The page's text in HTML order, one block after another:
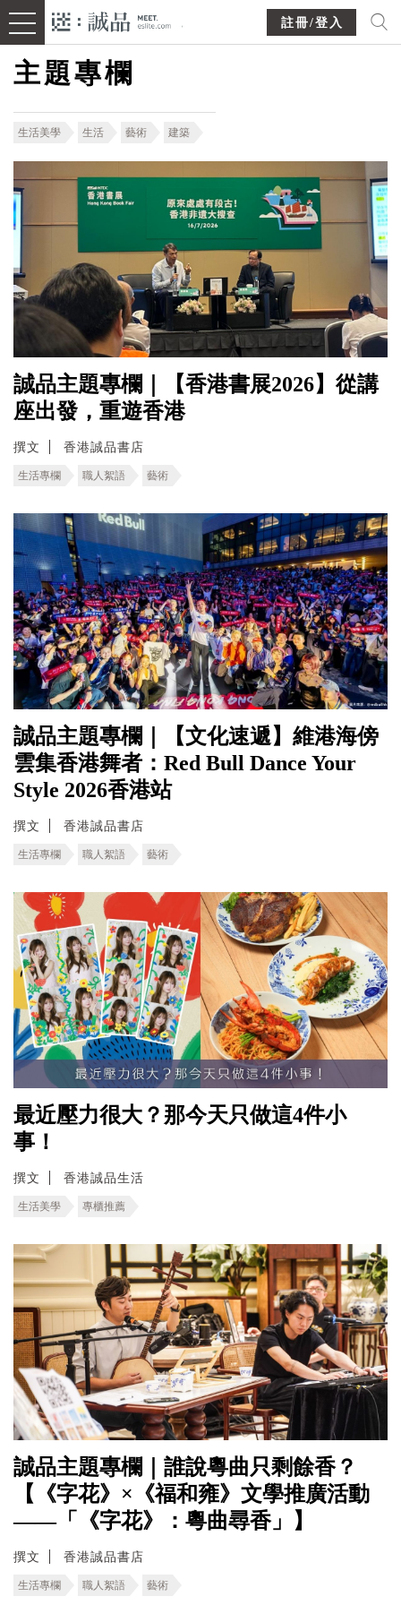
註冊/登入
主題專欄
生活美學 生活 藝術 建築
誠品主題專欄｜【香港書展2026】從講
座出發，重遊香港
撰文 香港誠品書店
生活專欄 職人絮語 藝術
誠品主題專欄｜【文化速遞】維港海傍
雲集香港舞者：Red Bull Dance Your
Style 2026香港站
撰文 香港誠品書店
生活專欄 職人絮語 藝術
最近壓力很大？那今天只做這4件小
事！
撰文 香港誠品生活
生活美學 專櫃推薦
誠品主題專欄｜誰說粵曲只剩餘香？
【《字花》×《福和雍》文學推廣活動
——「《字花》：粵曲尋香」】
撰文 香港誠品書店
生活專欄 職人絮語 藝術